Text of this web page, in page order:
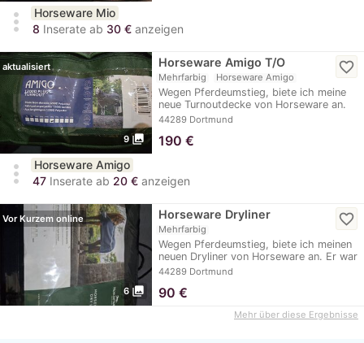
more_vert
Horseware Mio
8 Inserate ab 30 € anzeigen
9 photo_library
aktualisiert Horseware Amigo T/O
Mehrfarbig Horseware Amigo
Wegen Pferdeumstieg, biete ich meine
neue Turnoutdecke von Horseware an.
Sie war nur…
44289 Dortmund
favorite_border
190 €
more_vert
Horseware Amigo
47 Inserate ab 20 € anzeigen
6 photo_library
Vor Kurzem online Horseware Dryliner
Mehrfarbig
Wegen Pferdeumstieg, biete ich meinen
neuen Dryliner von Horseware an. Er war
nur zur…
44289 Dortmund
favorite_border
90 €
Mehr über diese Ergebnisse